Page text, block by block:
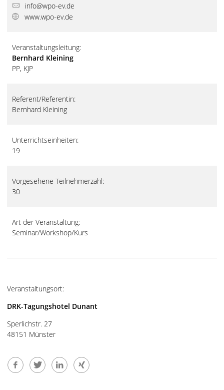
info@wpo-ev.de
www.wpo-ev.de
Veranstaltungsleitung:
Bernhard Kleining
PP, KJP
Referent/Referentin:
Bernhard Kleining
Unterrichtseinheiten:
19
Vorgesehene Teilnehmerzahl:
30
Art der Veranstaltung:
Seminar/Workshop/Kurs
Veranstaltungsort:
DRK-Tagungshotel Dunant
Sperlichstr. 27
48151 Münster